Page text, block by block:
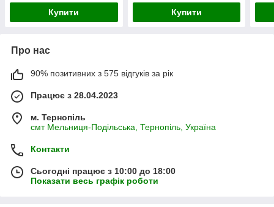
Купити Купити
Про нас
90% позитивних з 575 відгуків за рік
Працює з 28.04.2023
м. Тернопіль
смт Мельниця-Подільська, Тернопіль, Україна
Контакти
Сьогодні працює з 10:00 до 18:00
Показати весь графік роботи